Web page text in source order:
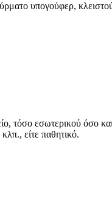
υπογούφερ,
τόσο εσωτερικού όσο
είτε παθητικό.